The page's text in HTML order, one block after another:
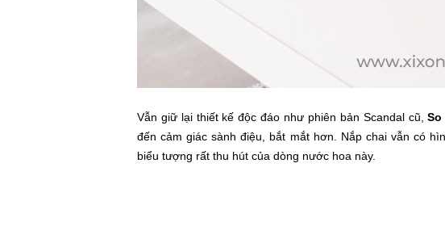
Vẫn giữ lại thiết kế độc đáo như phiên bản Scandal cũ,So
đến cảm giác sành điệu, bắt mắt hơn. Nắp chai vẫn có
biểu tượng rất thu hút của dòng nước hoa này.